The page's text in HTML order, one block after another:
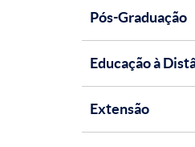
Pós-Graduação
Educação à
Extensão